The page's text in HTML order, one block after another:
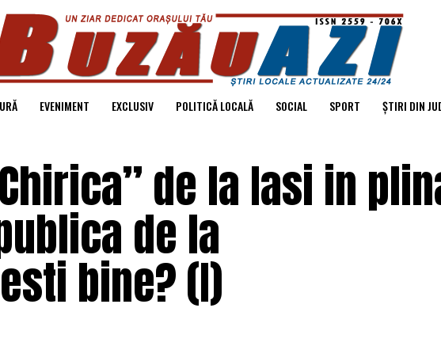
EVENIMENT EXCLUSIV POLITICĂ LOCALĂ SOCIAL SPORT ȘTIRI DIN
de la Iasi in
de la
bine? (I)